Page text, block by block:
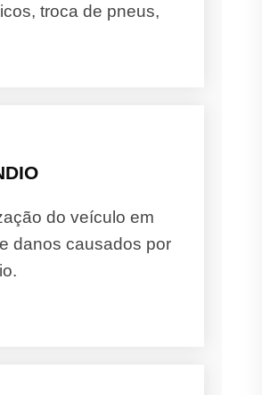
troca de pneus,
do veículo em
danos causados por